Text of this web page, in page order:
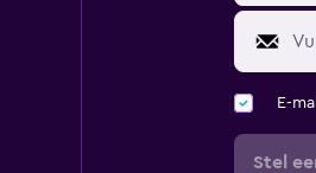
E-
Stel